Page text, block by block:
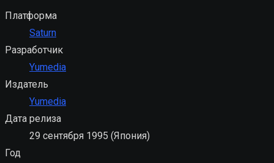
Платформа
Saturn
Разработчик
Yumedia
Издатель
Yumedia
Дата релиза
29 сентября 1995 (Япония)
Год